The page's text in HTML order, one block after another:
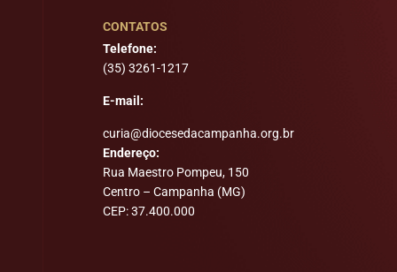
CONTATOS
Telefone:
(35) 3261-1217
E-mail:
curia@diocesedacampanha.org.br
Endereço:
Rua Maestro Pompeu, 150
Centro – Campanha (MG)
CEP: 37.400.000